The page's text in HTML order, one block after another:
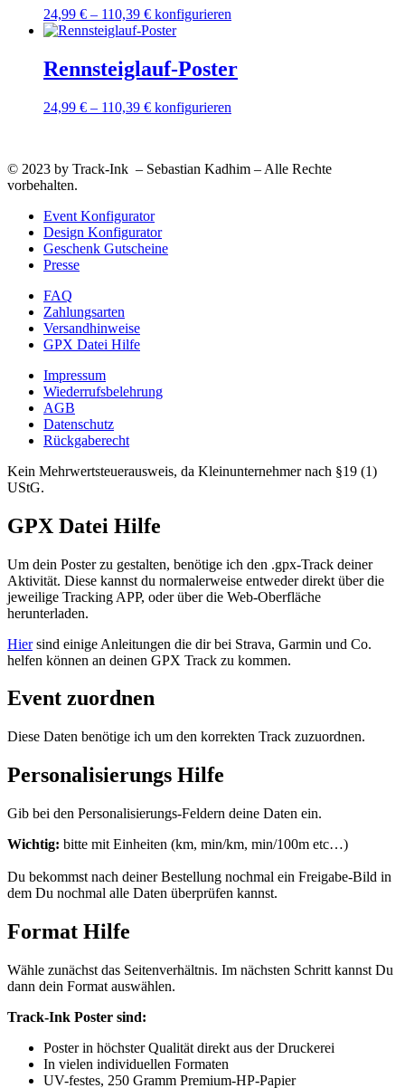
gewählt
Die
auf
der
gewählt
24,99 € – 110,39 € konfigurieren
Varianten
Die
der
Rennsteiglauf-Poster
24,99 € – 110,39 € konfigurieren
Varianten
© 2023 by Track-Ink – Sebastian Kadhim – Alle Rechte
vorbehalten.
Event Konfigurator
Design Konfigurator
Geschenk Gutscheine
Presse
FAQ
Zahlungsarten
Versandhinweise
GPX Datei Hilfe
Impressum
Wiederrufsbelehrung
AGB
Datenschutz
Rückgaberecht
Kein Mehrwertsteuerausweis, da Kleinunternehmer nach §19 (1)
UStG.
GPX Datei Hilfe
Um dein Poster zu gestalten, benötige ich den .gpx-Track deiner
Aktivität. Diese kannst du normalerweise entweder direkt über die
jeweilige Tracking APP, oder über die Web-Oberfläche
herunterladen.
Hiersind einige Anleitungen die dir bei Strava, Garmin und Co.
helfen können an deinen GPX Track zu kommen.
Event zuordnen
Diese Daten benötige ich um den korrekten Track zuzuordnen.
Personalisierungs Hilfe
Gib bei den Personalisierungs-Feldern deine Daten ein.
Wichtig: bitte mit Einheiten (km, min/km, min/100m etc…)
Du bekommst nach deiner Bestellung nochmal ein Freigabe-Bild in
dem Du nochmal alle Daten überprüfen kannst.
Format Hilfe
Wähle zunächst das Seitenverhältnis. Im nächsten Schritt kannst Du
dann dein Format auswählen.
Track-Ink Poster sind:
Poster in höchster Qualität direkt aus der Druckerei
In vielen individuellen Formaten
UV-festes, 250 Gramm Premium-HP-Papier